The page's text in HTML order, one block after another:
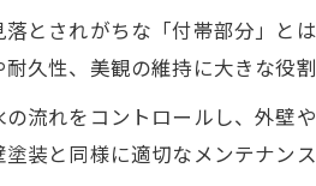
とされがちな「付帯部分」と
久性、美観の維持に大きな役割
流れをコントロールし、外壁
装と同様に適切なメンテナンス